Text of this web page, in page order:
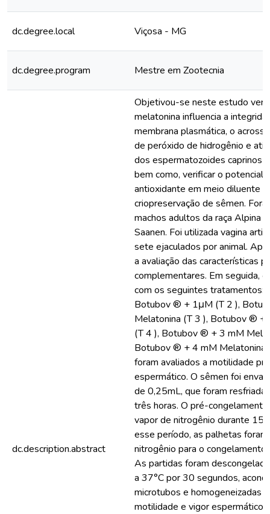
dc.degree.local Viçosa - MG
dc.degree.program Mestre em Zootecnia
dc.description.abstract
Objetivou-se neste estudo
melatonina influencia a
membrana plasmática, o
de peróxido de hidrogênio e
dos espermatozoides caprinos
bem como, verificar o potencial
antioxidante em meio diluente
criopreservação de sêmen.
machos adultos da raça Alpina
Saanen. Foi utilizada vagina
sete ejaculados por animal.
a avaliação das características
complementares. Em seguida,
com os seguintes tratamentos:
Botubov ® + 1μM (T 2 ),
Melatonina (T 3 ), Botubov ® +
(T 4 ), Botubov ® + 3 mM
Botubov ® + 4 mM Melatonina
foram avaliados a motilidade
espermático. O sêmen foi
de 0,25mL, que foram
três horas. O pré-
vapor de nitrogênio durante 15
esse período, as palhetas
nitrogênio para o congelamento
As partidas foram
a 37°C por 30 segundos,
microtubos e homogeneizadas
motilidade e vigor